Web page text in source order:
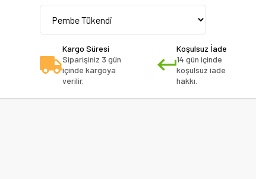
Kargo Süresi
Siparişiniz 3 gün
içinde kargoya
verilir.
Koşulsuz İade
14 gün içinde
koşulsuz iade
hakkı.